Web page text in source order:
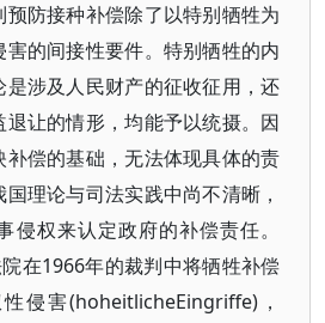
防接种补偿除了以特别牺牲为
的间接性要件。特别牺牲的内
涉及人民财产的征收征用，还
让的情形，均能予以统摄。因
偿的基础，无法体现具体的责
理论与司法实践中尚不清晰，
侵权来认定政府的补偿责任。
在1966年的裁判中将牺牲补偿
侵害(hoheitlicheEingriffe)，